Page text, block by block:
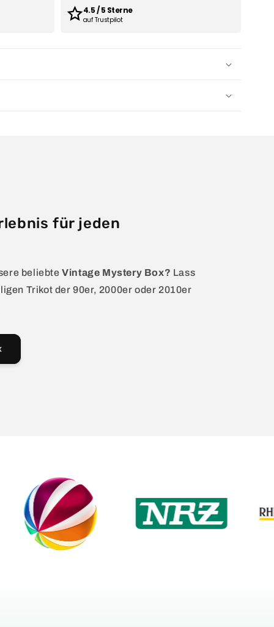
4.5 / 5 Sterne
auf Trustpilot
für jeden
beliebteVintage Mystery Box? Lass
Trikot der 90er, 2000er oder 2010er